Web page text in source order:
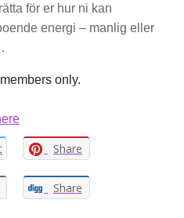
för er hur ni kan
energi – manlig eller
only.
Share
Share